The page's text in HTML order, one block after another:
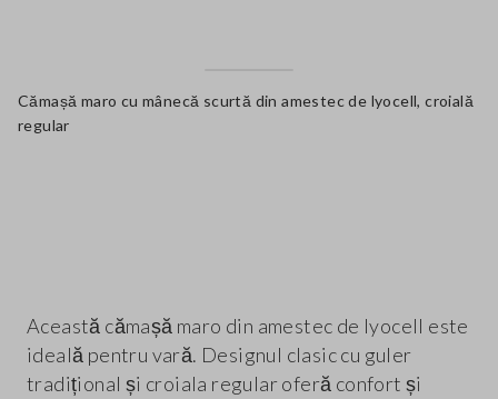
Cămașă maro cu mânecă scurtă din amestec de lyocell, croială
regular
Această cămașă maro din amestec de lyocell este
ideală pentru vară. Designul clasic cu guler
tradițional și croiala regular oferă confort și